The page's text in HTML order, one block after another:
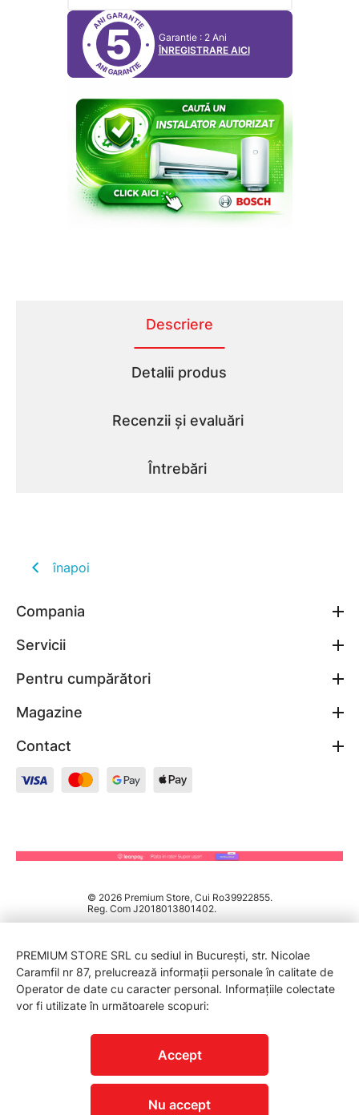
5
Garantie : 2 Ani
ÎNREGISTRARE AICI
Descriere
Detalii produs
Recenzii și evaluări
Întrebări
înapoi
Compania
Servicii
Pentru cumpărători
Magazine
Contact
© 2026 Premium Store, Cui Ro39922855.
Reg. Com J2018013801402.
PREMIUM STORE SRL cu sediul in București, str. Nicolae
Caramfil nr 87, prelucrează informații personale în calitate de
Operator de date cu caracter personal. Informațiile colectate
vor fi utilizate în următoarele scopuri:
Accept
Nu accept